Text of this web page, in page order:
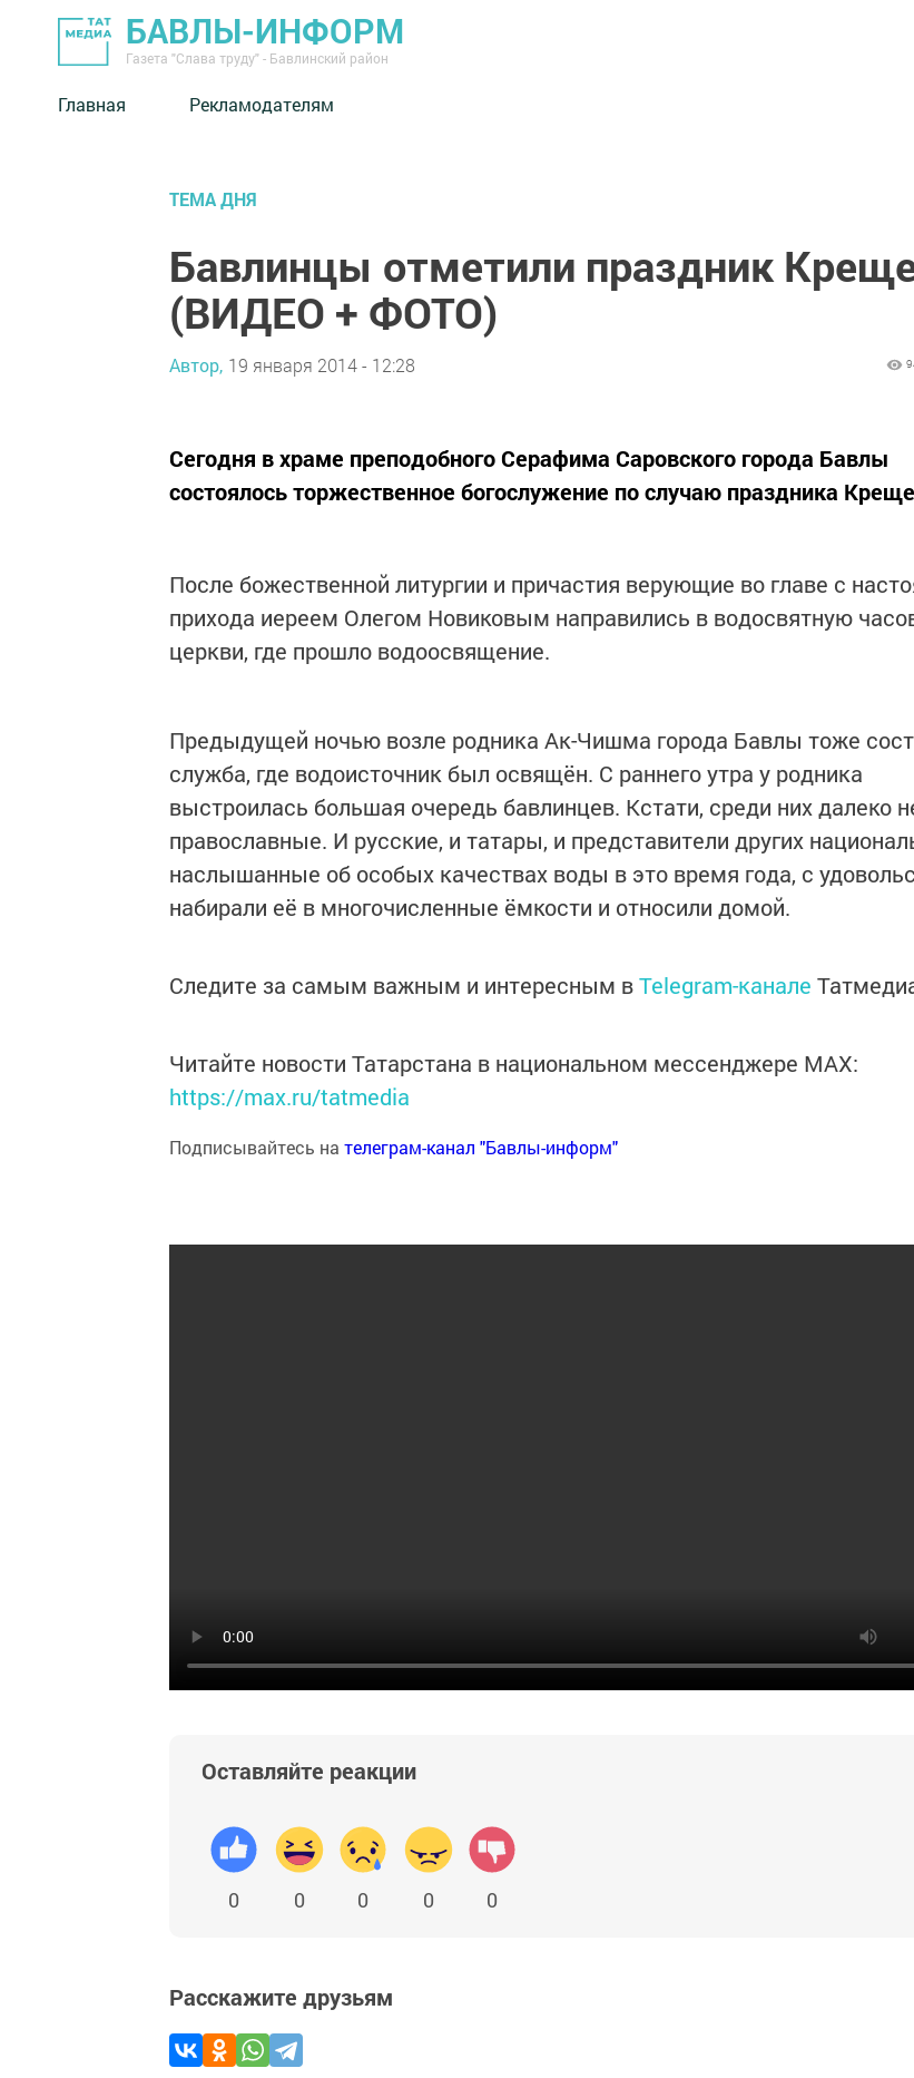
БАВЛЫ-ИНФОРМ
Газета "Слава труду" - Бавлинский район
Главная Рекламодателям
ТЕМА ДНЯ
Бавлинцы отметили праздник
(ВИДЕО + ФОТО)
Автор, 19 января 2014 - 12:28
Сегодня в храме преподобного Серафима Саровского города Бавлы
состоялось торжественное богослужение по случаю праздника
После божественной литургии и причастия верующие во главе с
прихода иереем Олегом Новиковым направились в водосвятную
церкви, где прошло водоосвящение.
Предыдущей ночью возле родника Ак-Чишма города Бавлы тоже
служба, где водоисточник был освящён. С раннего утра у родника
выстроилась большая очередь бавлинцев. Кстати, среди них далеко
православные. И русские, и татары, и представители других
наслышанные об особых качествах воды в это время года, с
набирали её в многочисленные ёмкости и относили домой.
Следите за самым важным и интересным вTelegram-канале
Читайте новости Татарстана в национальном мессенджере MАХ:
https://max.ru/tatmedia
Подписывайтесь на телеграм-канал "Бавлы-информ"
Оставляйте реакции
0 0 0 0 0
Расскажите друзьям